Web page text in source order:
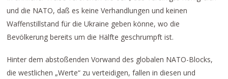
und die NATO, daß es keine Verhandlungen und keinen
Waffenstillstand für die Ukraine geben könne, wo die
Bevölkerung bereits um die Hälfte geschrumpft ist.
Hinter dem abstoßenden Vorwand des globalen NATO-Blocks,
die westlichen „Werte“ zu verteidigen, fallen in diesen und